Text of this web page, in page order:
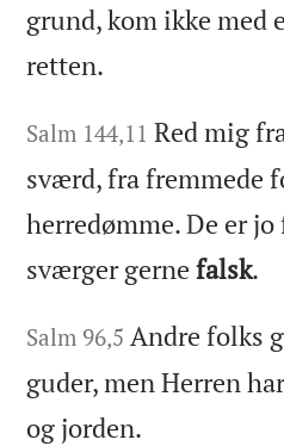
grund, kom ikke med
retten.
Salm 144,11 Red mig
sværd, fra fremmede
herredømme. De er
sværger gernefalsk.
Salm 96,5 Andre folks
guder, men Herren
og jorden.